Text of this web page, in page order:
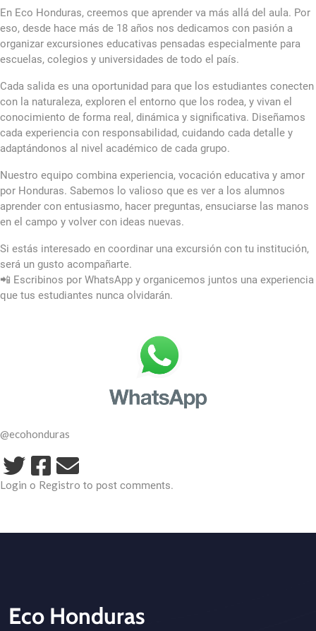
En Eco Honduras, creemos que aprender va más allá del aula. Por
eso, desde hace más de 18 años nos dedicamos con pasión a
organizar excursiones educativas pensadas especialmente para
escuelas, colegios y universidades de todo el país.
Cada salida es una oportunidad para que los estudiantes conecten
con la naturaleza, exploren el entorno que los rodea, y vivan el
conocimiento de forma real, dinámica y significativa. Diseñamos
cada experiencia con responsabilidad, cuidando cada detalle y
adaptándonos al nivel académico de cada grupo.
Nuestro equipo combina experiencia, vocación educativa y amor
por Honduras. Sabemos lo valioso que es ver a los alumnos
aprender con entusiasmo, hacer preguntas, ensuciarse las manos
en el campo y volver con ideas nuevas.
Si estás interesado en coordinar una excursión con tu institución,
será un gusto acompañarte.
📲 Escribinos por WhatsApp y organicemos juntos una experiencia
que tus estudiantes nunca olvidarán.
@ecohonduras
Login o Registro to post comments.
CTA - Footer
Eco Honduras